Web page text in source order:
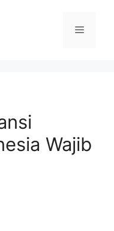
Menu
Wajib